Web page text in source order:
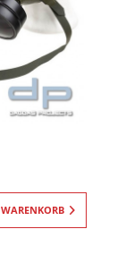
WARENKORB